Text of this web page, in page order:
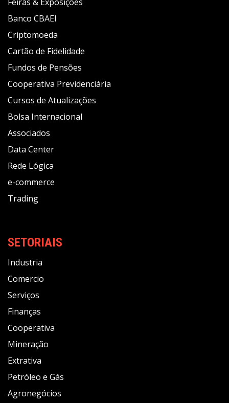
Banco CBAEI
Criptomoeda
Cartão de Fidelidade
Fundos de Pensões
Cooperativa Previdenciária
Cursos de Atualizações
Bolsa Internacional
Associados
Data Center
Rede Lógica
e-commerce
Trading
SETORIAIS
Industria
Comercio
Serviços
Finanças
Cooperativa
Mineração
Extrativa
Petróleo e Gás
Agronegócios